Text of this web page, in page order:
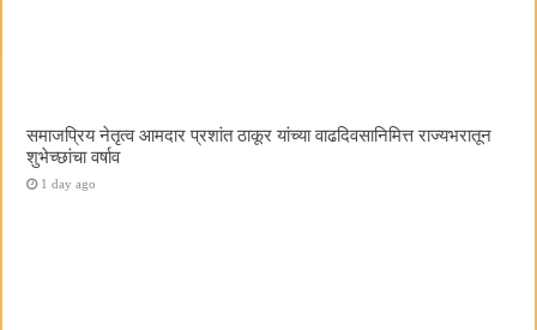
समाजप्रिय नेतृत्व आमदार प्रशांत ठाकूर यांच्या वाढदिवसानिमित्त राज्यभरातून
शुभेच्छांचा वर्षाव
1 day ago